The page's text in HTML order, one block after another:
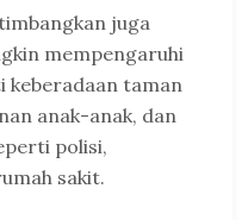
juga
mempengaruhi
taman
anak-anak, dan
polisi,
sakit.